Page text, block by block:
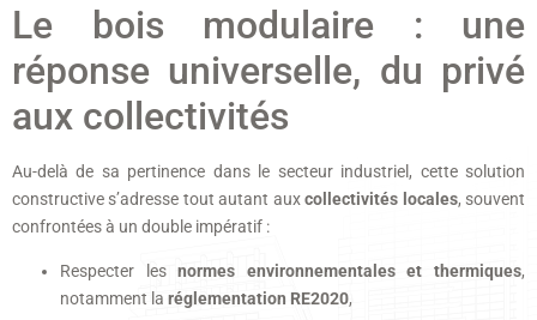
Le bois modulaire : une
réponse universelle, du privé
aux collectivités
Au-delà de sa pertinence dans le secteur industriel, cette solution
constructive s’adresse tout autant auxcollectivités locales, souvent
confrontées à un double impératif :
Respecter lesnormes environnementales et thermiques,
notamment la réglementation RE2020,